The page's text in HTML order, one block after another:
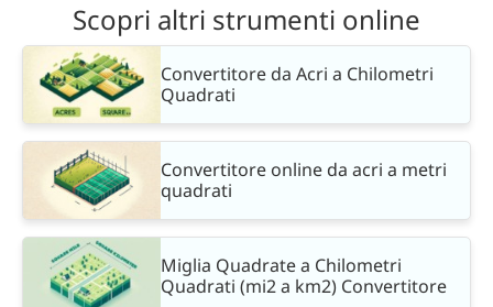
Scopri altri strumenti online
Convertitore da Acri a Chilometri
Quadrati
Convertitore online da acri a metri
quadrati
Miglia Quadrate a Chilometri
Quadrati (mi2 a km2) Convertitore